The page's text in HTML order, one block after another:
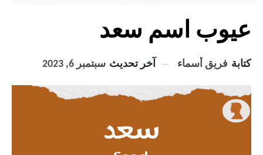
عيوب اسم سعد
كتابة فريق أسماء آخر تحديث سبتمبر 6, 2023